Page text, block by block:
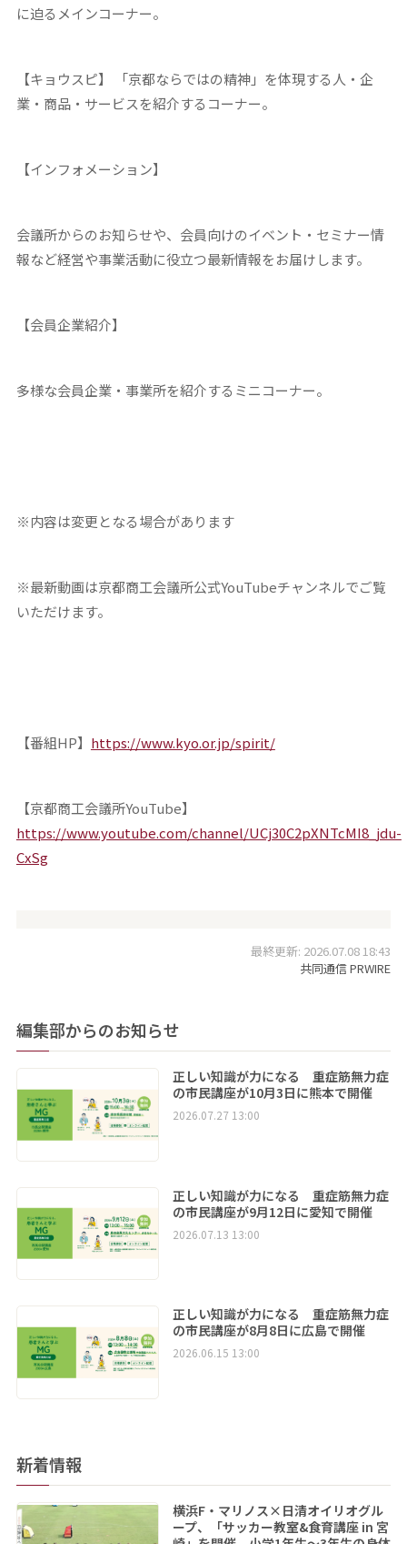
に迫るメインコーナー。
【キョウスピ】 「京都ならではの精神」を体現する人・企
業・商品・サービスを紹介するコーナー。
【インフォメーション】
会議所からのお知らせや、会員向けのイベント・セミナー情
報など経営や事業活動に役立つ最新情報をお届けします。
【会員企業紹介】
多様な会員企業・事業所を紹介するミニコーナー。
※内容は変更となる場合があります
※最新動画は京都商工会議所公式YouTubeチャンネルでご覧
いただけます。
【番組HP】 https://www.kyo.or.jp/spirit/
【京都商工会議所YouTube】
https://www.youtube.com/channel/UCj30C2pXNTcMI8_jdu-
CxSg
最終更新: 2026.07.08 18:43
共同通信 PRWIRE
編集部からのお知らせ
正しい知識が力になる 重症筋無力症
の市民講座が10月3日に熊本で開催
2026.07.27 13:00
正しい知識が力になる 重症筋無力症
の市民講座が9月12日に愛知で開催
2026.07.13 13:00
正しい知識が力になる 重症筋無力症
の市民講座が8月8日に広島で開催
2026.06.15 13:00
新着情報
横浜F・マリノス×日清オイリオグル
ープ、「サッカー教室&食育講座 in 宮